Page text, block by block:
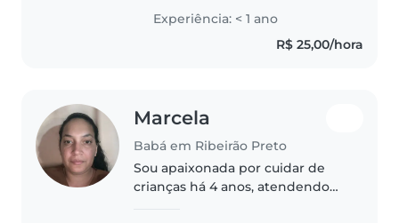
acostumada com a rotina delas
— sei trocar fralda, dar banho,
preparar comidas, ajudar na lição
Experiência: < 1 ano
R$ 25,00/hora
Marcela
Babá em Ribeirão Preto
Sou apaixonada por cuidar de
crianças há 4 anos, atendendo